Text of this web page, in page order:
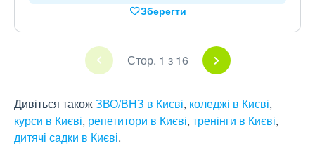
Зберегти
Стор. 1 з 16
Дивіться такожЗВО/ВНЗ в Києві, коледжі в Києві,
курси в Києві, репетитори в Києві, тренінги в Києві,
дитячі садки в Києві.